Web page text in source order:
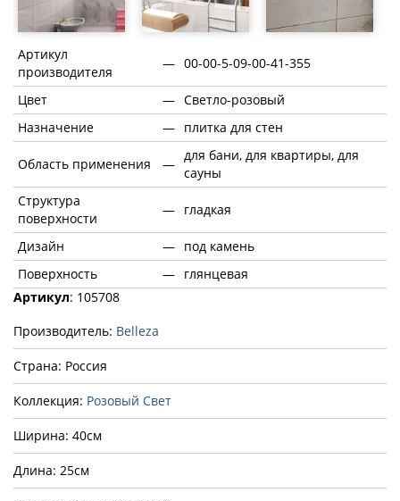
Артикул
производителя
— 00-00-5-09-00-41-355
Цвет — Светло-розовый
Назначение
— плитка для стен
Область применения —
для бани, для квартиры, для
сауны
Структура
поверхности
— гладкая
Дизайн — под камень
Поверхность
— глянцевая
Артикул: 105708
Производитель: Belleza
Страна: Россия
Коллекция: Розовый Свет
Ширина: 40см
Длина: 25см